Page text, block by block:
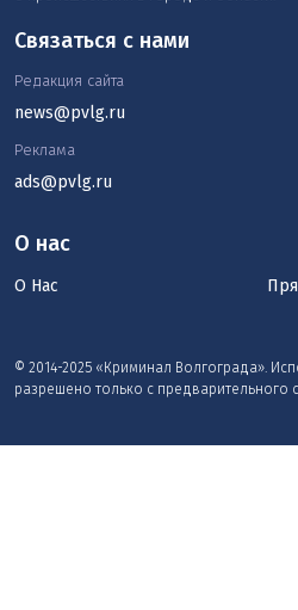
О нас
О Нас
© 2014-2025 «Криминал Волгограда».
разрешено только с предварительного
Связаться с нами
Редакция сайта
news@pvlg.ru
Реклама
ads@pvlg.ru